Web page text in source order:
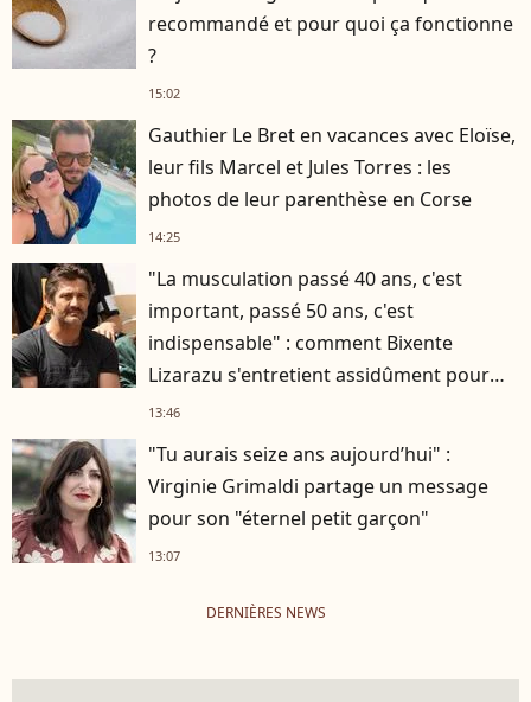
recommandé et pour quoi ça fonctionne
?
15:02
Gauthier Le Bret en vacances avec Eloïse,
leur fils Marcel et Jules Torres : les
photos de leur parenthèse en Corse
14:25
"La musculation passé 40 ans, c'est
important, passé 50 ans, c'est
indispensable" : comment Bixente
Lizarazu s'entretient assidûment pour
rester musclé à 56 ans ?
13:46
"Tu aurais seize ans aujourd’hui" :
Virginie Grimaldi partage un message
pour son "éternel petit garçon"
13:07
DERNIÈRES NEWS